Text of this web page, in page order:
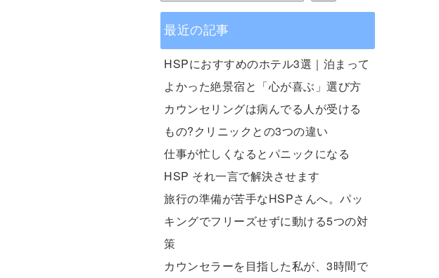
最近の記事
HSPにおすすめのホテル3選｜泊まって
よかった絶景宿と「心が喜ぶ」選び方
カウンセリングは病んでる人が受ける
もの?クリニックとの3つの違い
仕事が忙しくなるとパニックになる
HSP それ一言で解決させます
旅行の準備が苦手なHSPさんへ。パッ
キングでフリーズせずに動ける5つの対
策
カウンセラーを目指した私が、3時間で